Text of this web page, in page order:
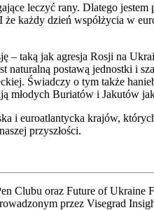
leczyć rany. Dlatego
każdy dzień współżycia w
taką jak agresja Rosji na
naturalną postawą jednostki i
Świadczy o tym także
młodych Buriatów i Jakutów
i euroatlantycka krajów,
przyszłości.
Clubu oraz Future of
przez Visegrad